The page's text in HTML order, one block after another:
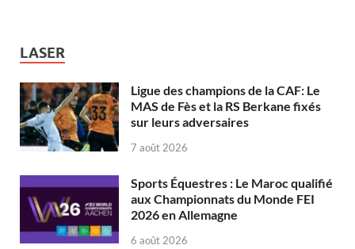
LASER
Ligue des champions de la CAF: Le
MAS de Fès et la RS Berkane fixés
sur leurs adversaires
7 août 2026
Sports Équestres : Le Maroc qualifié
aux Championnats du Monde FEI
2026 en Allemagne
6 août 2026